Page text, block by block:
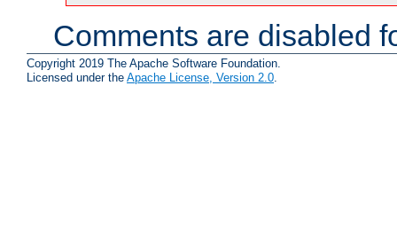
Comments are disabled
Copyright 2019 The Apache Software Foundation.
Licensed under the Apache License, Version 2.0